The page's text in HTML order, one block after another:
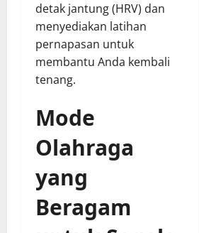
detak jantung (HRV) dan
menyediakan latihan
pernapasan untuk
membantu Anda kembali
tenang.
Mode
Olahraga
yang
Beragam